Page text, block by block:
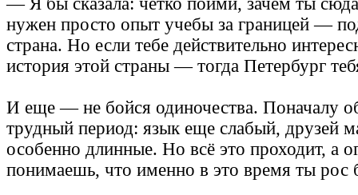
нужен просто опыт учебы за границей —
страна. Но если тебе действительно
история этой страны — тогда Петербург
И еще — не бойся одиночества. Поначалу
трудный период: язык еще слабый, друзей
особенно длинные. Но всё это проходит, а
понимаешь, что именно в это время ты рос